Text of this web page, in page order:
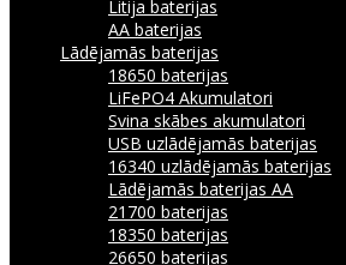
Litija baterijas
AA baterijas
Lādējamās baterijas
18650 baterijas
LiFePO4 Akumulatori
Svina skābes akumulatori
USB uzlādējamās baterijas
16340 uzlādējamās baterijas
Lādējamās baterijas AA
21700 baterijas
18350 baterijas
26650 baterijas